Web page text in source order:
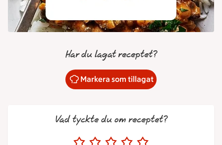
Har du lagat receptet?
Markera som tillagat
Vad tyckte du om receptet?